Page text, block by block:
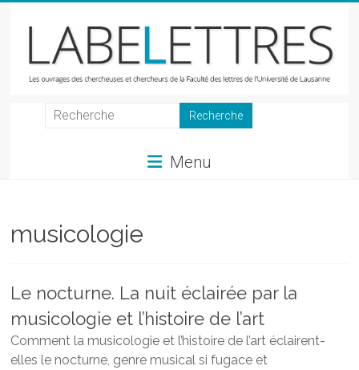
LabeLettres
chercheurs
Faculté
des
lettres
Menu
musicologie
Le nocturne. La nuit éclairée par la
musicologie et l’histoire de l’art
Comment la musicologie et l’histoire de l’art éclairent-
elles le nocturne, genre musical si fugace et